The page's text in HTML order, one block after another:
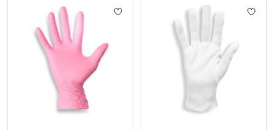
Aggiungi alla wishlist Guanti